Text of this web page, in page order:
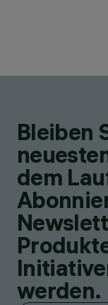
Bleiben
dem
werden.